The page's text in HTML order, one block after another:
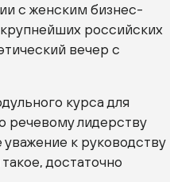
с женским бизнес-
российских
вечер с
курса для
речевому лидерству
к руководству
достаточно